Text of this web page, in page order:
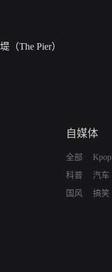
堤（The Pier）
自媒体
全部
科普
国风
Kpop
汽车
搞笑